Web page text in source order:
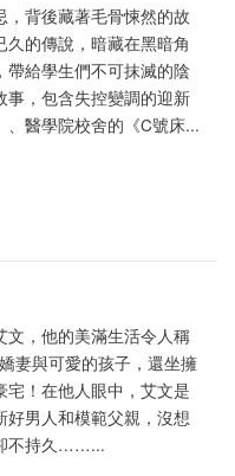
，背後藏著毛骨悚然的故
的傳說，暗藏在黑暗角
帶給學生們不可抹滅的陰
事，包含失控變調的迎新
、醫學院校舍的《C號床...
文，他的美滿生活令人稱
妻與可愛的孩子，還坐擁
宅！在他人眼中，艾文是
好男人和模範父親，沒想
不持久……...